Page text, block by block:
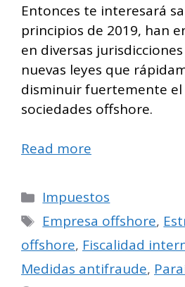
Entonces te interesará
principios de 2019, han
en diversas
nuevas leyes que
disminuir fuertemente
sociedades offshore.
Read more
Categorías
Impuestos
Etiquetas
Empresa offshore,
offshore, Fiscalidad
Medidas antifraude,